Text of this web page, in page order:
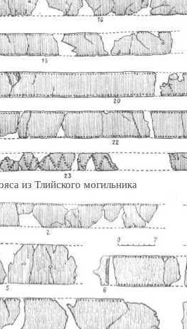
из Тлийского могильника